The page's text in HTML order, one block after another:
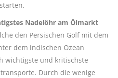
Nadelöhr am Ölmarkt
den Persischen Golf mit dem
dem indischen Ozean
wichtigste und kritischste
Durch die wenige